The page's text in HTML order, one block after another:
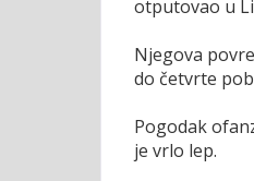
otputovao u
Njegova
do četvrte
Pogodak
je vrlo lep.